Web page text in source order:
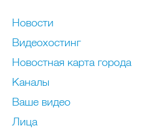
Новости
Видеохостинг
Новостная карта города
Каналы
Ваше видео
Лица